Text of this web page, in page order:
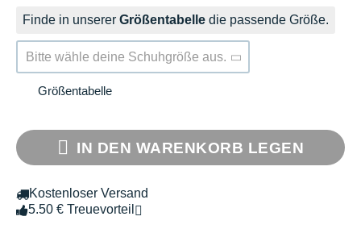
Finde in unserer Größentabelle die passende Größe.
Bitte wähle deine Schuhgröße aus.
Größentabelle
IN DEN WARENKORB LEGEN
Kostenloser Versand
5.50 € Treuevorteil